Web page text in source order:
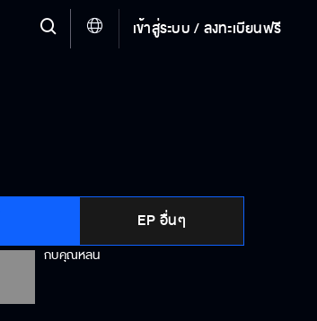
เข้าสู่ระบบ / ลงทะเบียนฟรี
EP อื่นๆ
ใครอนุญาตให้ชกกันเองแบบนี้
ถ้าพี่โค่นผมไม่ลงใน 3 ยก พี่ต้องเลิกยุ่ง
กับคุณหลิน